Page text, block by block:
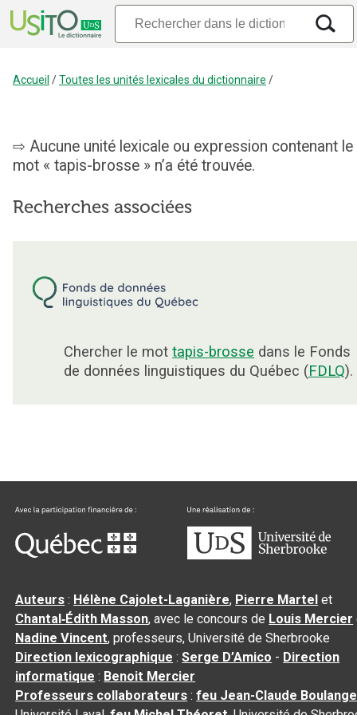
Accueil /Toutes les unités lexicales du dictionnaire /
Aucune unité lexicale ou expression contenant le
mot « tapis-brosse » n’a été trouvée.
Recherches associées
Chercher le mot tapis-brosse dans le Fonds
de données linguistiques du Québec (FDLQ).
Auteurs : Hélène Cajolet-Laganière, Pierre Martel et
Chantal‑Édith Masson, avec le concours de Louis Mercier
Nadine Vincent, professeurs, Université de Sherbrooke
Direction lexicographique :Serge D’Amico - Direction
informatique : Benoit Mercier
Professeurs collaborateurs :feu Jean-Claude